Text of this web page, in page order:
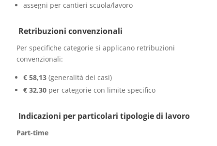
assegni per cantieri scuola/lavoro
Retribuzioni convenzionali
Per specifiche categorie si applicano retribuzioni
convenzionali:
€ 58,13(generalità dei casi)
€ 32,30per categorie con limite specifico
Indicazioni per particolari tipologie di lavoro
Part-time